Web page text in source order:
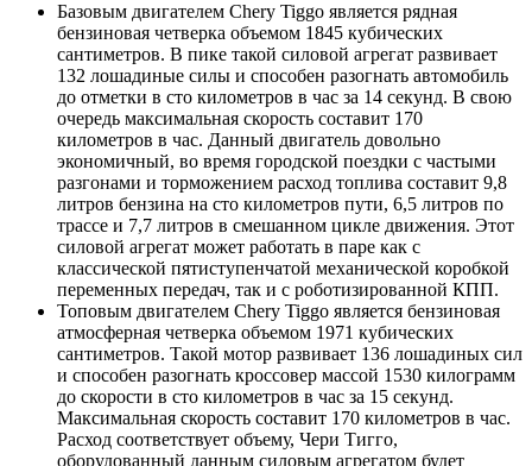
Базовым двигателем Chery Tiggo является рядная
бензиновая четверка объемом 1845 кубических
сантиметров. В пике такой силовой агрегат развивает
132 лошадиные силы и способен разогнать автомобиль
до отметки в сто километров в час за 14 секунд. В свою
очередь максимальная скорость составит 170
километров в час. Данный двигатель довольно
экономичный, во время городской поездки с частыми
разгонами и торможением расход топлива составит 9,8
литров бензина на сто километров пути, 6,5 литров по
трассе и 7,7 литров в смешанном цикле движения. Этот
силовой агрегат может работать в паре как с
классической пятиступенчатой механической коробкой
переменных передач, так и с роботизированной КПП.
Топовым двигателем Chery Tiggo является бензиновая
атмосферная четверка объемом 1971 кубических
сантиметров. Такой мотор развивает 136 лошадиных сил
и способен разогнать кроссовер массой 1530 килограмм
до скорости в сто километров в час за 15 секунд.
Максимальная скорость составит 170 километров в час.
Расход соответствует объему, Чери Тигго,
оборудованный данным силовым агрегатом будет